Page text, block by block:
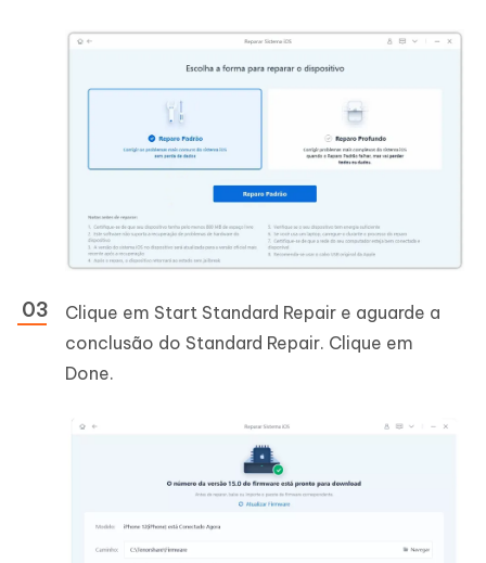
Clique em Start Standard Repair e aguarde a
conclusão do Standard Repair. Clique em
Done.